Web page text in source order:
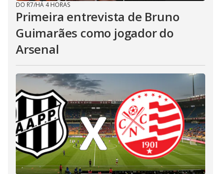
DO R7/HÁ 4 HORAS
Primeira entrevista de Bruno
Guimarães como jogador do
Arsenal